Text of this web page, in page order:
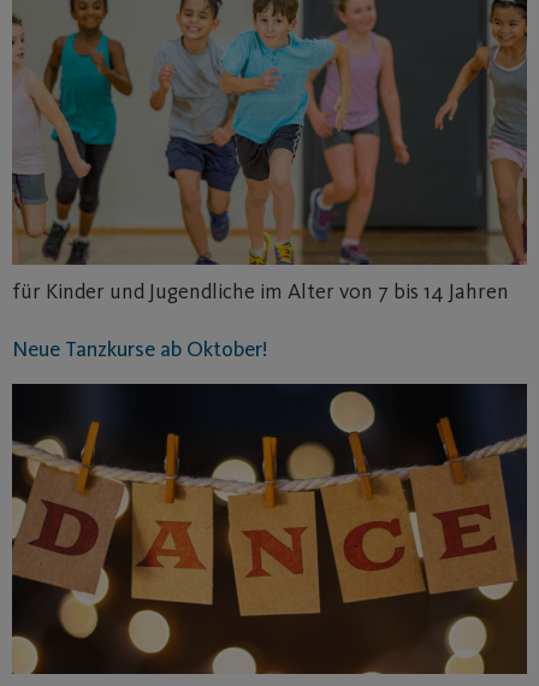
für Kinder und Jugendliche im Alter von 7 bis 14 Jahren
Neue Tanzkurse ab Oktober!